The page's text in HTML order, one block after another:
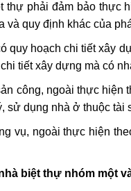
thự phải đảm bảo thực
và quy định khác của
hoạch chi tiết xây
tiết xây dựng mà có
công, ngoài thực hiện
sử dụng nhà ở thuộc tài
vụ, ngoài thực hiện
biệt thự nhóm một